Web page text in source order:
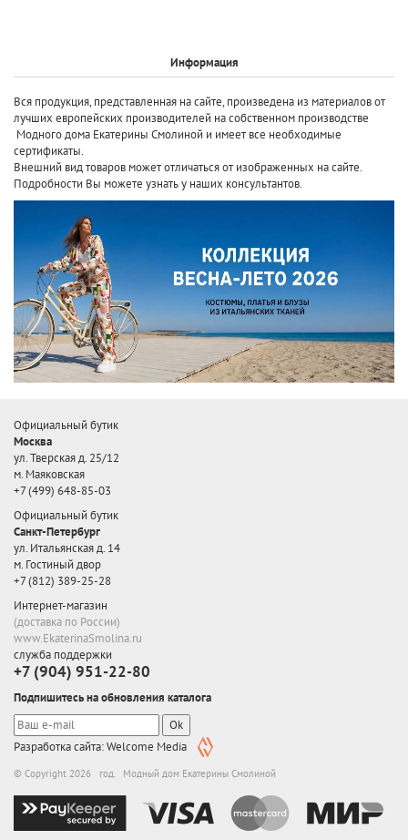
Информация
Вся продукция, представленная на сайте, произведена из материалов от
лучших европейских производителей на собственном производстве
Модного дома Екатерины Смолиной и имеет все необходимые
сертификаты.
Внешний вид товаров может отличаться от изображенных на сайте.
Подробности Вы можете узнать у наших консультантов.
Официальный бутик
Москва
ул. Тверская д. 25/12
м. Маяковская
+7 (499) 648-85-03
Официальный бутик
Санкт-Петербург
ул. Итальянская д. 14
м. Гостиный двор
+7 (812) 389-25-28
Интернет-магазин
(доставка по России)
www.EkaterinaSmolina.ru
служба поддержки
+7 (904) 951-22-80
Подпишитесь на обновления каталога
Ok
Разработка сайта: Welcome Media
© Copyright 2026 год. Модный дом Екатерины Смолиной